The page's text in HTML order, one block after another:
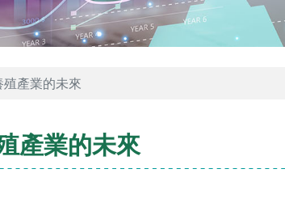
產業的未來
產業的未來